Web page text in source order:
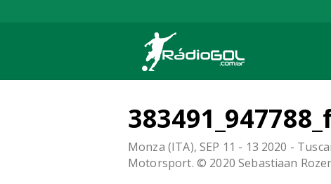
Rádio Gol
Há mais de 20 anos com as melhores
Monza (ITA), SEP 11 - 13 2020 -
Motorsport. © 2020 Sebastiaan